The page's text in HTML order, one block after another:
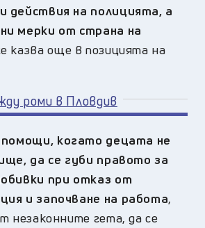
действия на полицията, а
мерки от страна на
казва още в позицията на
роми в Пловдив
когато децата не
да се губи правото за
при отказ от
и започване на работа,
незаконните гета, да се